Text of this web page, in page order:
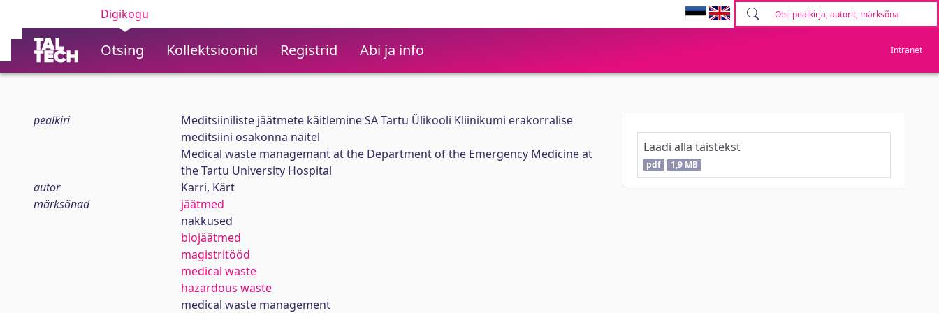
Digikogu
Otsing Kollektsioonid Registrid Abi ja info Intranet
pealkiri
Meditsiiniliste jäätmete käitlemine SA Tartu Ülikooli Kliinikumi erakorralise
meditsiini osakonna näitel
Medical waste managemant at the Department of the Emergency Medicine at
the Tartu University Hospital
autor
Karri, Kärt
märksõnad
jäätmed
nakkused
biojäätmed
magistritööd
medical waste
hazardous waste
medical waste management
Laadi alla täistekst
pdf 1,9 MB